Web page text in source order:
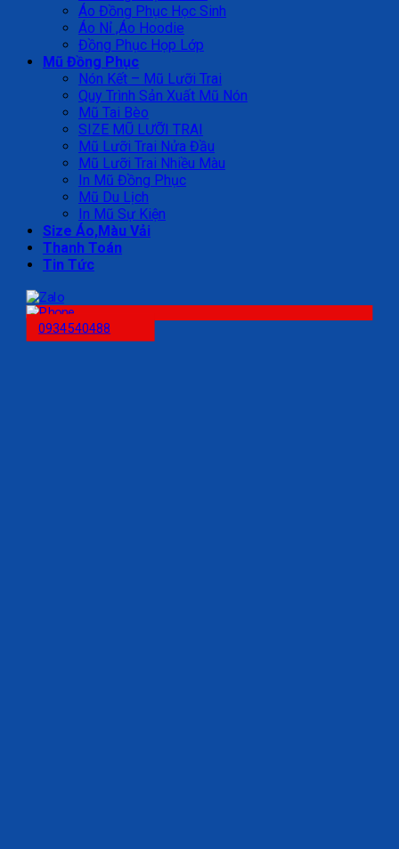
Áo Đồng Phục Học Sinh
Áo Nỉ ,Áo Hoodie
Đồng Phục Họp Lớp
Mũ Đồng Phục
Nón Kết – Mũ Lưỡi Trai
Quy Trình Sản Xuất Mũ Nón
Mũ Tai Bèo
SIZE MŨ LƯỠI TRAI
Mũ Lưỡi Trai Nửa Đầu
Mũ Lưỡi Trai Nhiều Màu
In Mũ Đồng Phục
Mũ Du Lịch
In Mũ Sự Kiện
Size Áo,Màu Vải
Thanh Toán
Tin Tức
0934540488